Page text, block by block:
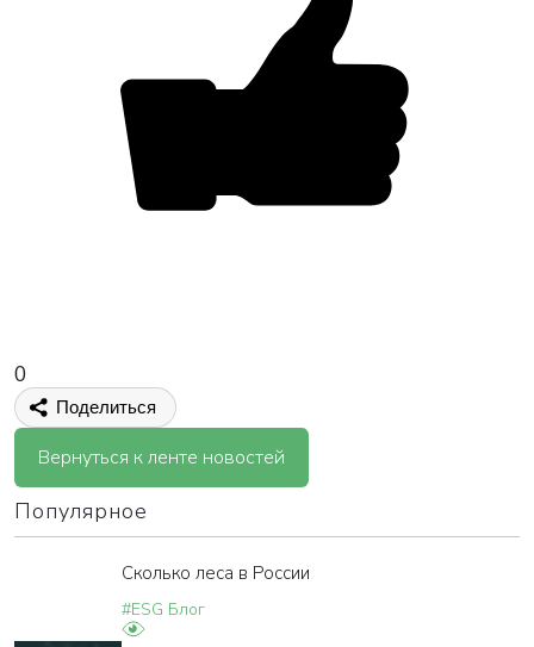
0
Поделиться
Вернуться к ленте новостей
Популярное
Сколько леса в России
#ESG Блог